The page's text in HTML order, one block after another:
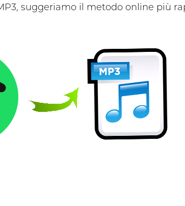
suggeriamo il metodo online più